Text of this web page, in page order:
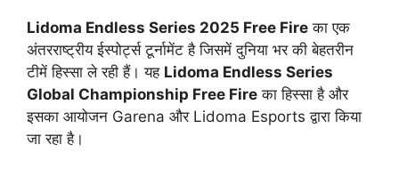
Lidoma Endless Series 2025 Free Fire का एक
अंतरराष्ट्रीय ईस्पोर्ट्स टूर्नामेंट है जिसमें दुनिया भर की बेहतरीन
टीमें हिस्सा ले रही हैं। यह Lidoma Endless Series
Global Championship Free Fire का हिस्सा है और
इसका आयोजन Garena और Lidoma Esports द्वारा किया
जा रहा है।